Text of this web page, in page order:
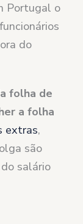
Portugal o
do
folha de
a folha
extras,
são
salário